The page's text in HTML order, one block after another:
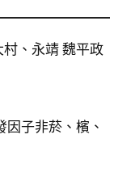
、永靖 魏平政
因子非菸、檳、